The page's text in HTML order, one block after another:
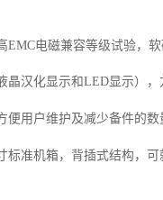
EMC电磁兼容等级试验，
晶汉化显示和LED显示）
便用户维护及减少备件的数
标准机箱，背插式结构，